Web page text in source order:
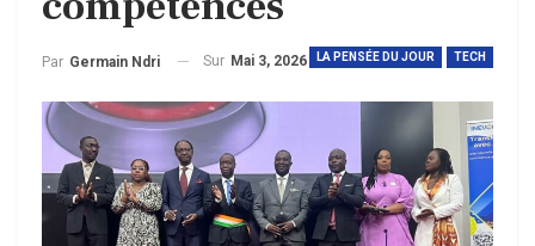
LA PENSÉE DU JOUR TECH
Par Germain Ndri Sur Mai 3, 2026